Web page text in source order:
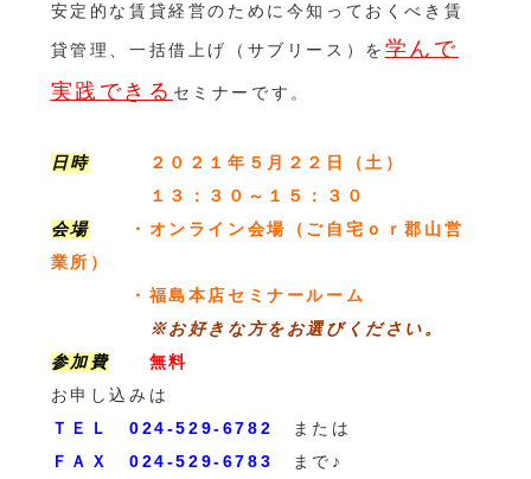
安定的な賃貸経営のために今知っておくべき賃
貸管理、一括借上げ（サブリース）を 学んで
実践できる セミナーです。
日時 ２０２１年５月２２日（土）
１３：３０～１５：３０
会場 ・オンライン会場（ご自宅ｏｒ郡山営
業所）
・福島本店セミナールーム
※お好きな方をお選びください。
参加費
無料
お申し込みは
ＴＥＬ 024-529-6782
または
ＦＡＸ 024-529-6783
まで♪